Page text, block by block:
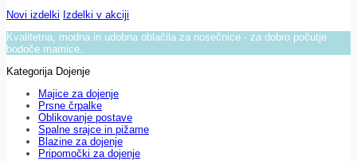
Novi izdelki Izdelki v akciji
Kvalitetna, modna in udobna oblačila za nosečnice - za dobro počutje
bodoče mamice.
Kategorija Dojenje
Majice za dojenje
Prsne črpalke
Oblikovanje postave
Spalne srajce in pižame
Blazine za dojenje
Pripomočki za dojenje